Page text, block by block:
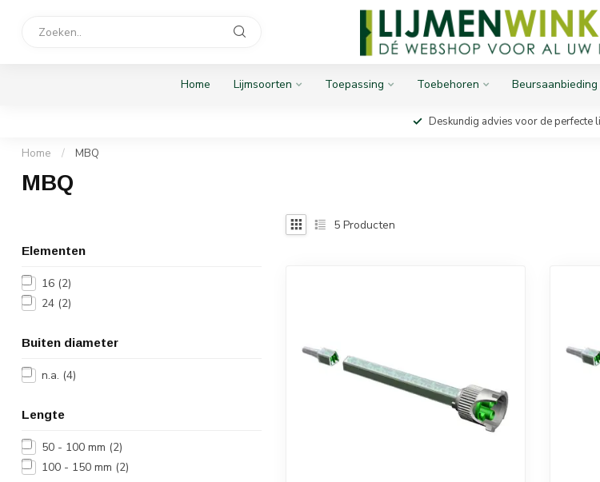
Home Lijmsoorten Toepassing Toebehoren Beursaanbieding
Deskundig advies voor de perfecte
Home / MBQ
MBQ
Elementen
16 (2)
24 (2)
Buiten diameter
n.a. (4)
Lengte
50 - 100 mm (2)
100 - 150 mm (2)
5 Producten